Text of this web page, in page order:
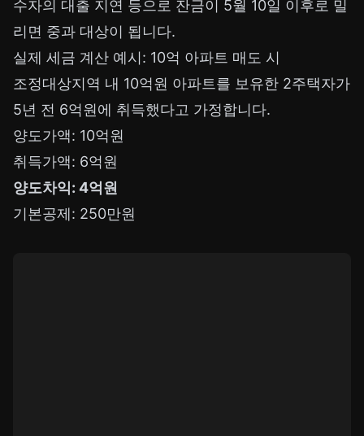
수자의 대출 지연 등으로 잔금이 5월 10일 이후로 밀
리면 중과 대상이 됩니다.
실제 세금 계산 예시: 10억 아파트 매도 시
조정대상지역 내 10억원 아파트를 보유한 2주택자가
5년 전 6억원에 취득했다고 가정합니다.
양도가액: 10억원
취득가액: 6억원
양도차익: 4억원
기본공제: 250만원